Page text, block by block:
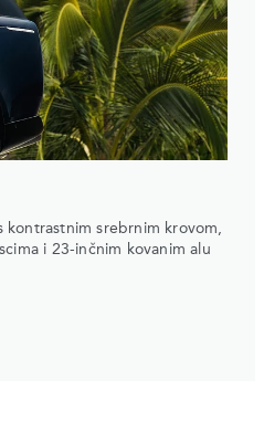
kontrastnim srebrnim krovom,
i 23-inčnim kovanim alu